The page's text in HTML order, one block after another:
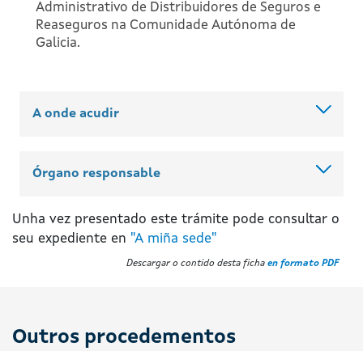
Administrativo de Distribuidores de Seguros e
Reaseguros na Comunidade Autónoma de
Galicia.
A onde acudir
Órgano responsable
Unha vez presentado este trámite pode consultar o
seu expediente en "A miña sede"
Descargar o contido desta ficha en formato PDF
Outros procedementos